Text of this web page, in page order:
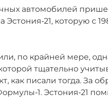
автомобилей
которую с
по крайней мере,
тщательно
как писали тогда. За
Эстония‑21